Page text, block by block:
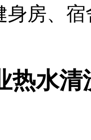
身房、
热水